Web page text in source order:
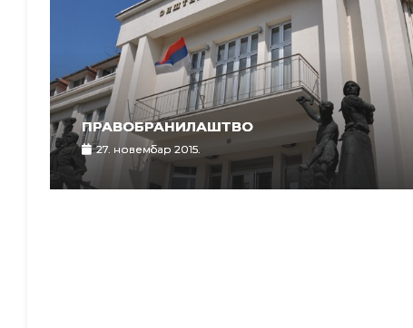
ПРАВОБРАНИЛАШТВО
27. новембар 2015.